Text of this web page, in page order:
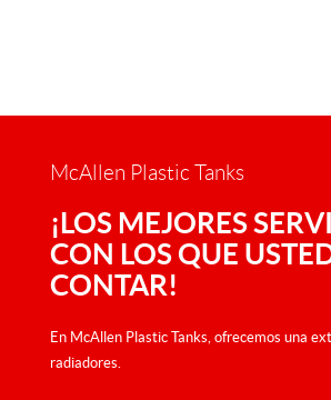
McAllen Plastic Tanks
¡LOS MEJORES
CON LOS QUE
CONTAR!
En McAllen Plastic Tanks, ofrecemos una
radiadores.